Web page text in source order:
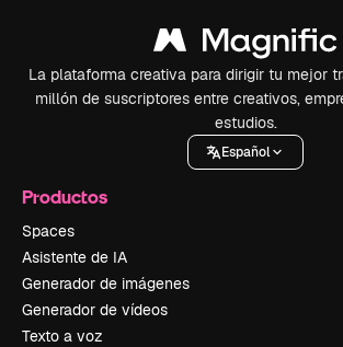
La plataforma creativa para dirigir tu mejor
millón de suscriptores entre creativos,
estudios.
Español
Productos
Spaces
Asistente de IA
Generador de imágenes
Generador de vídeos
Texto a voz